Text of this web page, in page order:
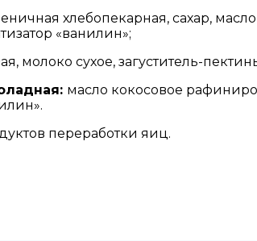
хлебопекарная, сахар,
«ванилин»;
молоко сухое, загуститель-
масло кокосовое
переработки яиц.